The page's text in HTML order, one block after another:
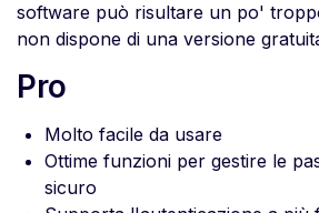
software può risultare un po'
non dispone di una versione
Pro
Molto facile da usare
Ottime funzioni per gestire le
sicuro